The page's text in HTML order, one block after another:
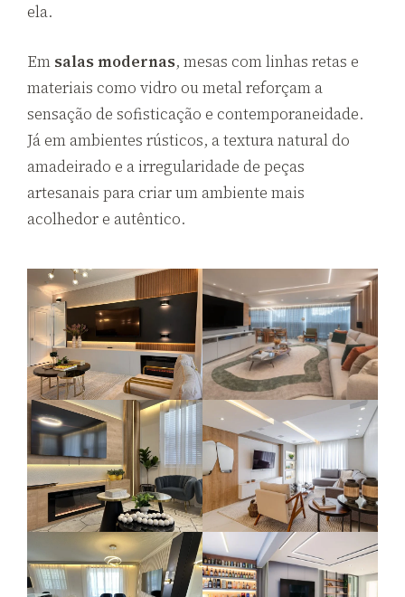
ela.
Em salas modernas, mesas com linhas retas e
materiais como vidro ou metal reforçam a
sensação de sofisticação e contemporaneidade.
Já em ambientes rústicos, a textura natural do
amadeirado e a irregularidade de peças
artesanais para criar um ambiente mais
acolhedor e autêntico.